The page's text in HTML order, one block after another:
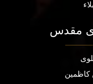
مقدس
کاظمین